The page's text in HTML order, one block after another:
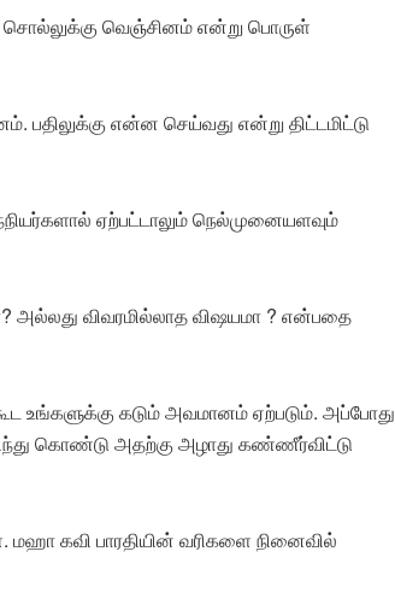
சொல்லுக்கு வெஞ்சினம் என்று பொருள்
பதிலுக்கு என்ன செய்வது என்று திட்டமிட்டு
ஏற்பட்டாலும் நெல்முனையளவும்
அல்லது விவரமில்லாத விஷயமா ? என்பதை
உங்களுக்கு கடும் அவமானம் ஏற்படும். அப்போது
கொண்டு அதற்கு அழாது கண்ணீர்விட்டு
கவி பாரதியின் வரிகளை நினைவில்